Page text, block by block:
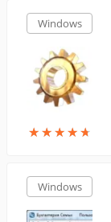
Windows
★★★★★
★★★★★
Windows